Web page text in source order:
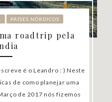
PAÍSES NÓRDICOS
roadtrip pela
é o Leandro : ) Neste
de como planejar uma
de 2017 nós fizemos